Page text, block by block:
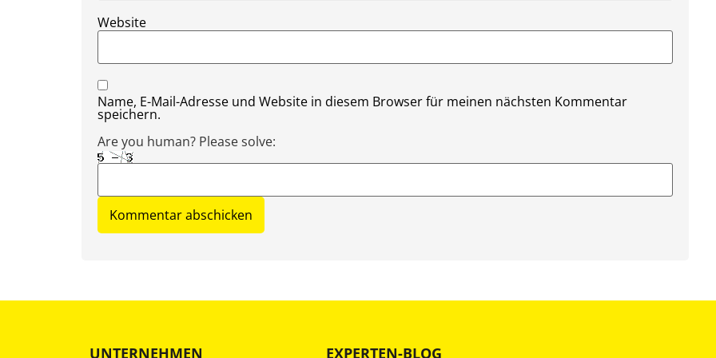
Website
Name, E-Mail-Adresse und Website in diesem Browser für meinen nächsten Kommentar
speichern.
Are you human? Please solve:
UNTERNEHMEN EXPERTEN-BLOG